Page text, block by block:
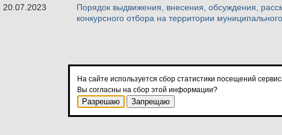
20.07.2023
Порядок выдвижения, внесения, обсуждения,
конкурсного отбора на территории
На сайте используется сбор статистики посещений
Вы согласны на сбор этой информации?
Разрешаю Запрещаю